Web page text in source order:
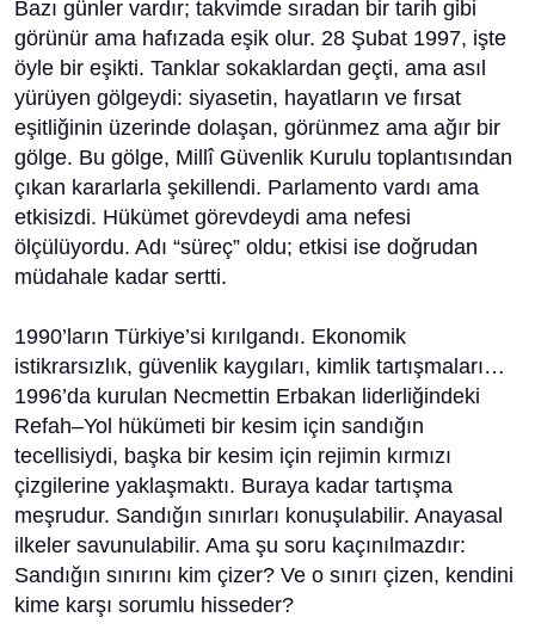
Bazı günler vardır; takvimde sıradan bir tarih gibi
görünür ama hafızada eşik olur. 28 Şubat 1997, işte
öyle bir eşikti. Tanklar sokaklardan geçti, ama asıl
yürüyen gölgeydi: siyasetin, hayatların ve fırsat
eşitliğinin üzerinde dolaşan, görünmez ama ağır bir
gölge. Bu gölge, Millî Güvenlik Kurulu toplantısından
çıkan kararlarla şekillendi. Parlamento vardı ama
etkisizdi. Hükümet görevdeydi ama nefesi
ölçülüyordu. Adı “süreç” oldu; etkisi ise doğrudan
müdahale kadar sertti.
1990’ların Türkiye’si kırılgandı. Ekonomik
istikrarsızlık, güvenlik kaygıları, kimlik tartışmaları…
1996’da kurulan Necmettin Erbakan liderliğindeki
Refah–Yol hükümeti bir kesim için sandığın
tecellisiydi, başka bir kesim için rejimin kırmızı
çizgilerine yaklaşmaktı. Buraya kadar tartışma
meşrudur. Sandığın sınırları konuşulabilir. Anayasal
ilkeler savunulabilir. Ama şu soru kaçınılmazdır:
Sandığın sınırını kim çizer? Ve o sınırı çizen, kendini
kime karşı sorumlu hisseder?